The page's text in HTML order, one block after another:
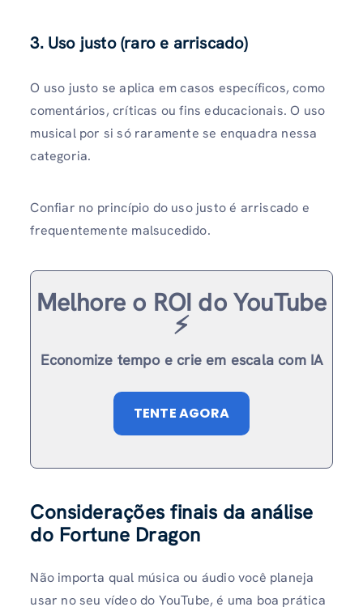
3. Uso justo (raro e arriscado)
O uso justo se aplica em casos específicos, como
comentários, críticas ou fins educacionais. O uso
musical por si só raramente se enquadra nessa
categoria.
Confiar no princípio do uso justo é arriscado e
frequentemente malsucedido.
Melhore o ROI do YouTube
⚡️
Economize tempo e crie em escala com IA
TENTE AGORA
Considerações finais da análise
do Fortune Dragon
Não importa qual música ou áudio você planeja
usar no seu vídeo do YouTube, é uma boa prática